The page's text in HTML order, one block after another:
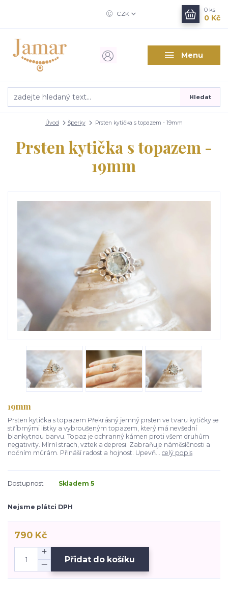
Menu
CZK
Hledat
0 ks
0 Kč
Úvod Šperky Prsten kytička s topazem - 19mm
Prsten kytička s topazem -
19mm
19mm
Prsten kytička s topazem Překrásný jemný prsten ve tvaru kytičky se
stříbrnými lístky a vybroušeným topazem, který má nevšední
blankytnou barvu. Topaz je ochranný kámen proti všem druhům
negativity. Mírní strach, vztek a depresi. Zabraňuje náměsíčnosti a
nočním můrám. Přináší radost a hojnost. Upevň... celý popis
Dostupnost Skladem 5
Nejsme plátci DPH
790 Kč
Přidat do košíku